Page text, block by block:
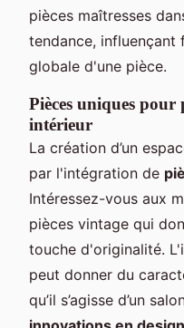
pièces maîtresses
tendance,
globale d'une pièce.
Pièces uniques
intérieur
La création d’un
par l'intégration de
Intéressez-vous aux
pièces vintage qui
touche d'originalité.
peut donner du
qu’il s’agisse d’un